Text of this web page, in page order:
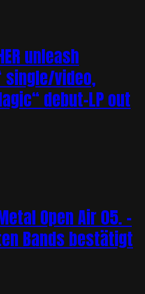
unleash
single/video,
debut-LP out
Open Air 05. –
Bands bestätigt